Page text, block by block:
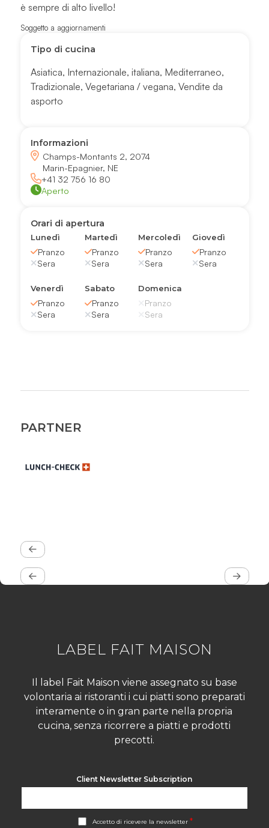
è sempre di alto livello!
Soggetto a aggiornamenti
Tipo di cucina
Asiatica, Internazionale,italiana, Mediterraneo,
Tradizionale,Vegetariana / vegana,Vendite da
asporto
Informazioni
Champs-Montants 2, 2074
Marin-Epagnier, NE
+41 32 756 16 80
Aperto
Orari di apertura
Lunedì
Pranzo
Sera
Martedì
Pranzo
Sera
Mercoledì
Pranzo
Sera
Giovedì
Pranzo
Sera
Venerdì
Pranzo
Sera
Sabato
Pranzo
Sera
Domenica
Pranzo
Sera
PARTNER
LABEL FAIT MAISON
Il label Fait Maison viene assegnato su base
volontaria ai ristoranti i cui piatti sono preparati
interamente o in gran parte nella propria
cucina, senza ricorrere a piatti e prodotti
precotti.
Client Newsletter Subscription
Accetto di ricevere la newsletter *